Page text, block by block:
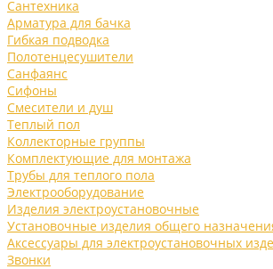
Сантехника
Арматура для бачка
Гибкая подводка
Полотенцесушители
Санфаянс
Сифоны
Смесители и душ
Теплый пол
Коллекторные группы
Комплектующие для монтажа
Трубы для теплого пола
Электрооборудование
Изделия электроустановочные
Установочные изделия общего
Аксессуары для электроустановочных
Звонки